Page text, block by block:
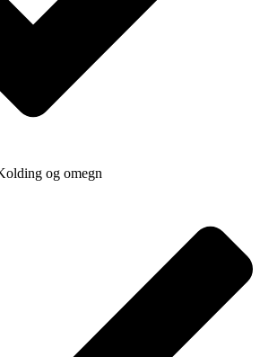
og omegn